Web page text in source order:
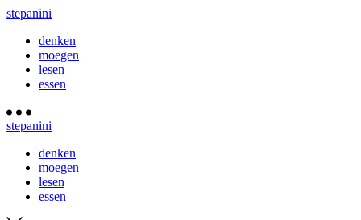
stepanini
denken
moegen
lesen
essen
stepanini
denken
moegen
lesen
essen